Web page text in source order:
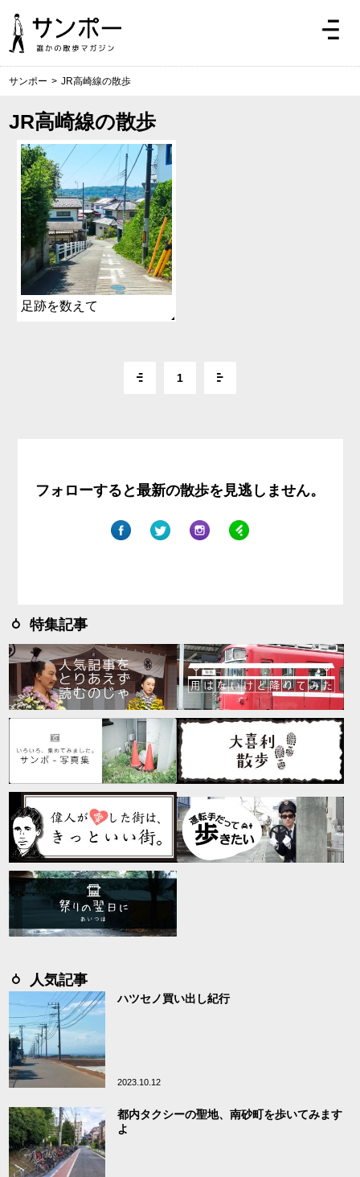
サンポー > JR高崎線の散歩
JR高崎線の散歩
足跡を数えて
1
フォローすると最新の散歩を見逃しません。
特集記事
人気記事
ハツセノ買い出し紀行
2023.10.12
都内タクシーの聖地、南砂町を歩いてみます
よ